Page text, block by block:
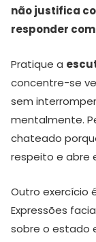
não justifica
responder
Pratique a
concentre-se
sem
mentalmente.
chateado
respeito e abre
Outro exercício
Expressões
sobre o estado